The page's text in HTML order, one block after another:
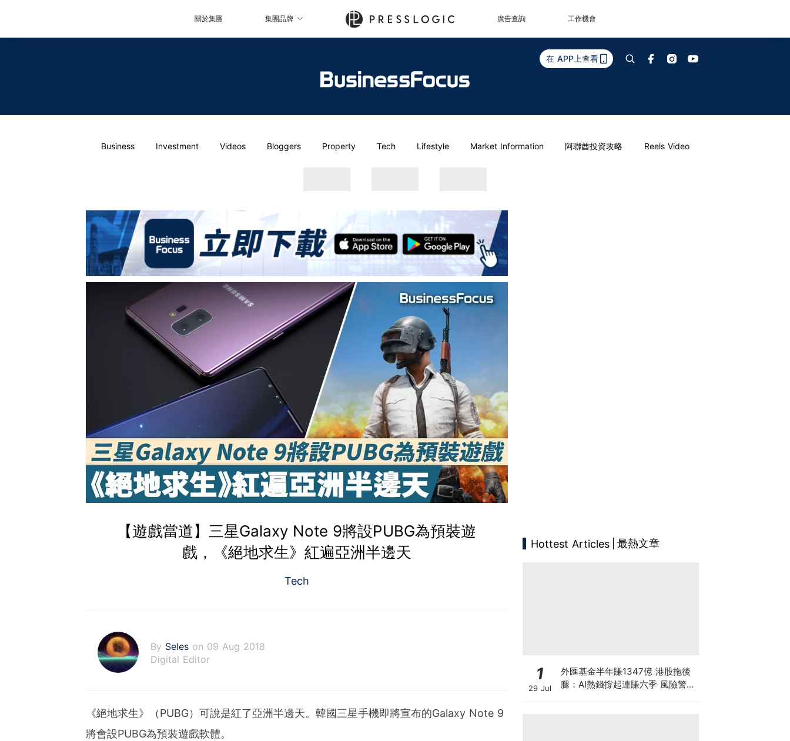
關於集團 集團品牌 廣告查詢 工作機會
在 APP上查看
Business Investment Videos Bloggers Property Tech Lifestyle Market Information 阿聯酋投資攻略 Reels Video
【遊戲當道】三星Galaxy Note 9將設PUBG為預裝遊
戲，《絕地求生》紅遍亞洲半邊天
Tech
By Seles on 09 Aug 2018
Digital Editor
《絕地求生》（PUBG）可說是紅了亞洲半邊天。韓國三星手機即將宣布的Galaxy Note 9
將會設PUBG為預裝遊戲軟體。
Hottest Articles 最熱文章
1
29 Jul
外匯基金半年賺1347億 港股拖後
腿：AI熱錢撐起連賺六季 風險警示